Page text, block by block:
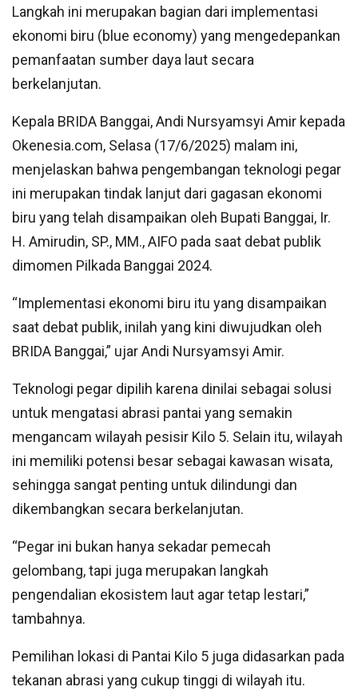
Langkah ini merupakan bagian dari implementasi
ekonomi biru (blue economy) yang mengedepankan
pemanfaatan sumber daya laut secara
berkelanjutan.
Kepala BRIDA Banggai, Andi Nursyamsyi Amir kepada
Okenesia.com, Selasa (17/6/2025) malam ini,
menjelaskan bahwa pengembangan teknologi pegar
ini merupakan tindak lanjut dari gagasan ekonomi
biru yang telah disampaikan oleh Bupati Banggai, Ir.
H. Amirudin, SP., MM., AIFO pada saat debat publik
dimomen Pilkada Banggai 2024.
“Implementasi ekonomi biru itu yang disampaikan
saat debat publik, inilah yang kini diwujudkan oleh
BRIDA Banggai,” ujar Andi Nursyamsyi Amir.
Teknologi pegar dipilih karena dinilai sebagai solusi
untuk mengatasi abrasi pantai yang semakin
mengancam wilayah pesisir Kilo 5. Selain itu, wilayah
ini memiliki potensi besar sebagai kawasan wisata,
sehingga sangat penting untuk dilindungi dan
dikembangkan secara berkelanjutan.
“Pegar ini bukan hanya sekadar pemecah
gelombang, tapi juga merupakan langkah
pengendalian ekosistem laut agar tetap lestari,”
tambahnya.
Pemilihan lokasi di Pantai Kilo 5 juga didasarkan pada
tekanan abrasi yang cukup tinggi di wilayah itu.